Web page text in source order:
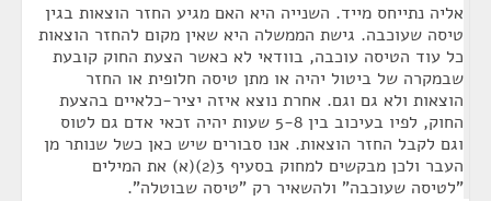
אליה נתייחס מייד. השנייה היא האם מגיע החזר הוצאות בגין
טיסה שעוכבה. גישת הממשלה היא שאין מקום להחזר הוצאות
כל עוד הטיסה עוכבה, בוודאי לא כאשר הצעת החוק קובעת
שבמקרה של ביטול יהיה או מתן טיסה חלופית או החזר
הוצאות ולא גם וגם. אחרת נוצא איזה יציר-כלאיים בהצעת
החוק, לפיו בעיכוב בין 5-8 שעות יהיה זכאי אדם גם לטוס
וגם לקבל החזר הוצאות. אנו סבורים שיש כאן כשל שנותר מן
העבר ולכן מבקשים למחוק בסעיף 3(2)(א) את המילים
"לטיסה שעוכבה" ולהשאיר רק "טיסה שבוטלה".